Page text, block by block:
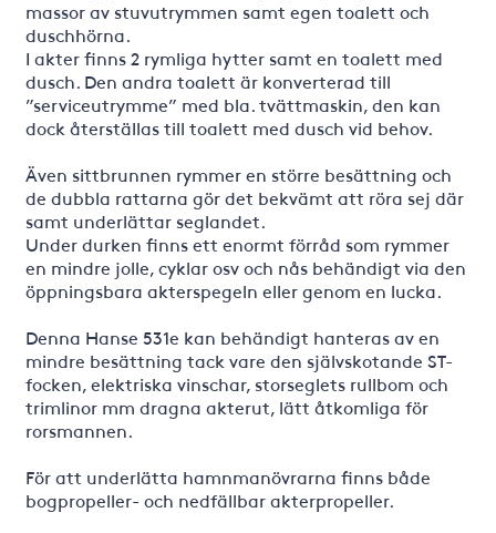
massor av stuvutrymmen samt egen toalett och
duschhörna.
I akter finns 2 rymliga hytter samt en toalett med
dusch. Den andra toalett är konverterad till
”serviceutrymme” med bla. tvättmaskin, den kan
dock återställas till toalett med dusch vid behov.
Även sittbrunnen rymmer en större besättning och
de dubbla rattarna gör det bekvämt att röra sej där
samt underlättar seglandet.
Under durken finns ett enormt förråd som rymmer
en mindre jolle, cyklar osv och nås behändigt via den
öppningsbara akterspegeln eller genom en lucka.
Denna Hanse 531e kan behändigt hanteras av en
mindre besättning tack vare den självskotande ST-
focken, elektriska vinschar, storseglets rullbom och
trimlinor mm dragna akterut, lätt åtkomliga för
rorsmannen.
För att underlätta hamnmanövrarna finns både
bogpropeller- och nedfällbar akterpropeller.